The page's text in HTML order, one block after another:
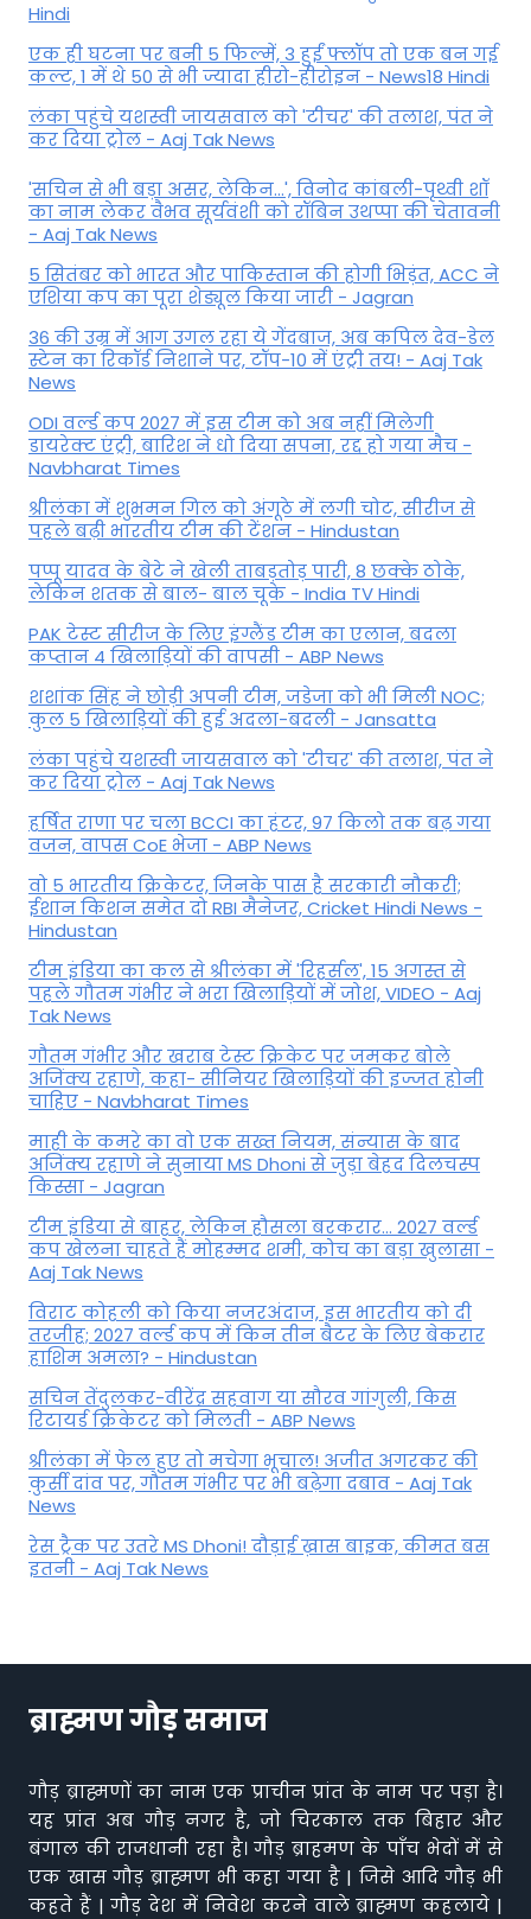
Hindi
एक ही घटना पर बनी 5 फिल्में, 3 हुईं फ्लॉप तो एक बन गई
कल्ट, 1 में थे 50 से भी ज्यादा हीरो-हीरोइन - News18 Hindi
लंका पहुंचे यशस्वी जायसवाल को 'टीचर' की तलाश, पंत ने
कर द‍िया ट्रोल - Aaj Tak News
'सचिन से भी बड़ा असर, लेकिन...', व‍िनोद कांबली-पृथ्वी शॉ
का नाम लेकर वैभव सूर्यवंशी को रॉबिन उथप्पा की चेतावनी
- Aaj Tak News
5 सितंबर को भारत और पाकिस्‍तान की होगी भिड़ंत, ACC ने
एशिया कप का पूरा शेड्यूल किया जारी - Jagran
36 की उम्र में आग उगल रहा ये गेंदबाज, अब कपिल देव-डेल
स्टेन का रिकॉर्ड निशाने पर, टॉप-10 में एंट्री तय! - Aaj Tak
News
ODI वर्ल्ड कप 2027 में इस टीम को अब नहीं मिलेगी
डायरेक्ट एंट्री, बारिश ने धो दिया सपना, रद्द हो गया मैच -
Navbharat Times
श्रीलंका में शुभमन गिल को अंगूठे में लगी चोट, सीरीज से
पहले बढ़ी भारतीय टीम की टेंशन - Hindustan
पप्पू यादव के बेटे ने खेली ताबड़तोड़ पारी, 8 छक्के ठोके,
लेकिन शतक से बाल- बाल चूके - India TV Hindi
PAK टेस्ट सीरीज के लिए इंग्लैंड टीम का एलान, बदला
कप्तान 4 खिलाड़ियों की वापसी - ABP News
शशांक सिंह ने छोड़ी अपनी टीम, जडेजा को भी मिली NOC;
कुल 5 खिलाड़ियों की हुई अदला-बदली - Jansatta
लंका पहुंचे यशस्वी जायसवाल को 'टीचर' की तलाश, पंत ने
कर द‍िया ट्रोल - Aaj Tak News
हर्षित राणा पर चला BCCI का हंटर, 97 किलो तक बढ़ गया
वजन, वापस CoE भेजा - ABP News
वो 5 भारतीय क्रिकेटर, जिनके पास है सरकारी नौकरी;
ईशान किशन समेत दो RBI मैनेजर, Cricket Hindi News -
Hindustan
टीम इंडिया का कल से श्रीलंका में 'रिहर्सल', 15 अगस्त से
पहले गौतम गंभीर ने भरा ख‍िलाड़‍ियों में जोश, VIDEO - Aaj
Tak News
गौतम गंभीर और खराब टेस्ट क्रिकेट पर जमकर बोले
अजिंक्य रहाणे, कहा- सीनियर खिलाड़ियों की इज्जत होनी
चाहिए - Navbharat Times
माही के कमरे का वो एक सख्त नियम, संन्यास के बाद
अजिंक्‍य रहाणे ने सुनाया MS Dhoni से जुड़ा बेहद दिलचस्प
किस्सा - Jagran
टीम इंडिया से बाहर, लेकिन हौसला बरकरार... 2027 वर्ल्ड
कप खेलना चाहते हैं मोहम्मद शमी, कोच का बड़ा खुलासा -
Aaj Tak News
विराट कोहली को किया नजरअंदाज, इस भारतीय को दी
तरजीह; 2027 वर्ल्ड कप में किन तीन बैटर के लिए बेकरार
हाशिम अमला? - Hindustan
सचिन तेंदुलकर-वीरेंद्र सहवाग या सौरव गांगुली, किस
रिटायर्ड क्रिकेटर को मिलती - ABP News
श्रीलंका में फेल हुए तो मचेगा भूचाल! अजीत अगरकर की
कुर्सी दांव पर, गौतम गंभीर पर भी बढ़ेगा दबाव - Aaj Tak
News
रेस ट्रैक पर उतरे MS Dhoni! दौड़ाई ख़ास बाइक, कीमत बस
इतनी - Aaj Tak News
ब्राह्मण गौड़ समाज
गौड़ ब्राह्मणों का नाम एक प्राचीन प्रांत के नाम पर पड़ा है।
यह प्रांत अब गौड़ नगर है, जो चिरकाल तक बिहार और
बंगाल की राजधानी रहा है। गौड़ ब्राहमण के पाँच भेदों में से
एक खास गौड़ ब्राह्मण भी कहा गया है | जिसे आदि गौड़ भी
कहते हैं | गौड़ देश में निवेश करने वाले ब्राह्मण कहलाये |